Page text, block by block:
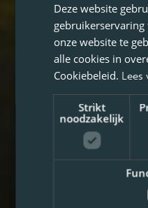
Deze website
onze website te
alle cookies in
Cookiebeleid. Lees
Strikt
noodzakelijk